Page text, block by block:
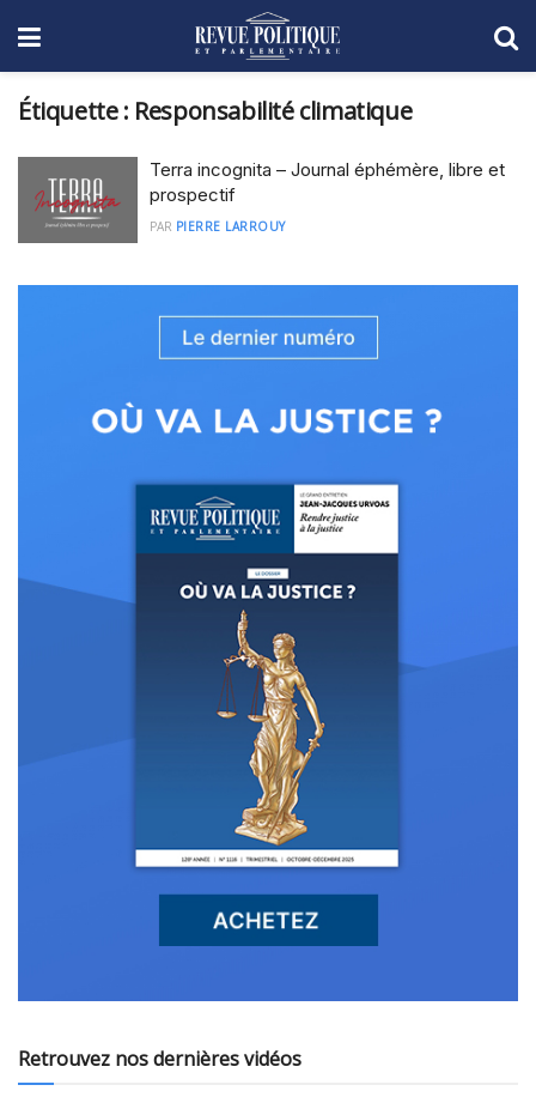
Étiquette : Responsabilité climatique
Terra incognita – Journal éphémère, libre et
prospectif
PAR PIERRE LARROUY
Retrouvez nos dernières vidéos